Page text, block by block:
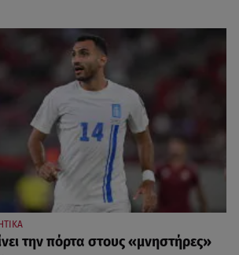
την πόρτα στους «μνηστήρες»